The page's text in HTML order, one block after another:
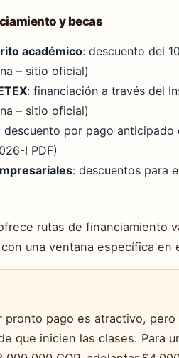
y becas
académico: descuento del
– sitio oficial)
: financiación a través del
– sitio oficial)
descuento por pago anticipado
I PDF)
: descuentos para
rutas de financiamiento
una ventana específica en
pronto pago es atractivo,
que inicien las clases. Para